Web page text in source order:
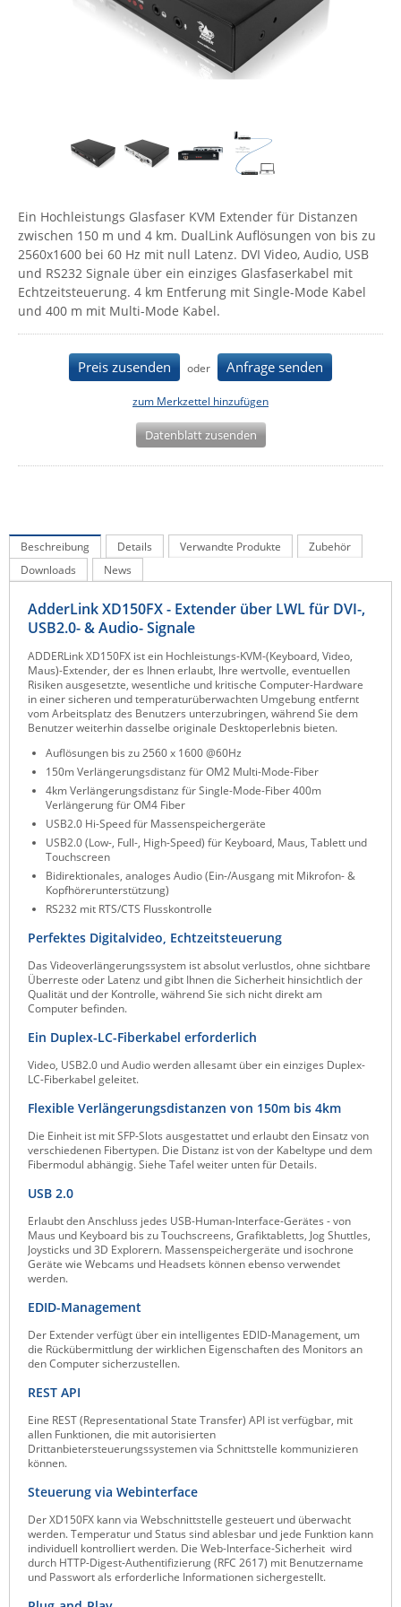
Energiemessung
Energieverteilung
IP, WLAN & GSM Sensorik
IoT - Internet of Things
IPC, Industrielle Netzwerktechnik & WLAN
Wi-Fi - WLAN - Wireless
IT Netzwerktechnik / Kommunikation
Serverräume
RMA / Rücksendung / Support
Comet System
Fokus Technologies
Gefen
Gude
Guntermann & Drunck
High Sec Labs
HW group
KVM TEC
Legrand
Milesight
Moxa
Netio
Panorama Antennas
Power Kingdom
Poynting
Raritan
Riello UPS
Server Technology
Siretta
SIRIO Antenne
Sunbird
Tactical Software
Unwired Networks
Vision
WATTECO
Westermo
Yuasa
ZPE Systems
Ein Hochleistungs Glasfaser KVM Extender für Distanzen
zwischen 150 m und 4 km. DualLink Auflösungen von bis zu
2560x1600 bei 60 Hz mit null Latenz. DVI Video, Audio, USB
und RS232 Signale über ein einziges Glasfaserkabel mit
Echtzeitsteuerung. 4 km Entferung mit Single-Mode Kabel
und 400 m mit Multi-Mode Kabel.
Preis zusenden oder Anfrage senden
zum Merkzettel hinzufügen
Datenblatt zusenden
Beschreibung Details Verwandte Produkte
Zubehör
Downloads
News
AdderLink XD150FX - Extender über LWL für DVI-,
USB2.0- & Audio- Signale
ADDERLink XD150FX ist ein Hochleistungs-KVM-(Keyboard, Video,
Maus)-Extender, der es Ihnen erlaubt, Ihre wertvolle, eventuellen
Risiken ausgesetzte, wesentliche und kritische Computer-Hardware
in einer sicheren und temperaturüberwachten Umgebung entfernt
vom Arbeitsplatz des Benutzers unterzubringen, während Sie dem
Benutzer weiterhin dasselbe originale Desktoperlebnis bieten.
Auflösungen bis zu 2560 x 1600 @60Hz
150m Verlängerungsdistanz für OM2 Multi-Mode-Fiber
4km Verlängerungsdistanz für Single-Mode-Fiber 400m
Verlängerung für OM4 Fiber
USB2.0 Hi-Speed für Massenspeichergeräte
USB2.0 (Low-, Full-, High-Speed) für Keyboard, Maus, Tablett und
Touchscreen
Bidirektionales, analoges Audio (Ein-/Ausgang mit Mikrofon- &
Kopfhörerunterstützung)
RS232 mit RTS/CTS Flusskontrolle
Perfektes Digitalvideo, Echtzeitsteuerung
Das Videoverlängerungssystem ist absolut verlustlos, ohne sichtbare
Überreste oder Latenz und gibt Ihnen die Sicherheit hinsichtlich der
Qualität und der Kontrolle, während Sie sich nicht direkt am
Computer befinden.
Ein Duplex-LC-Fiberkabel erforderlich
Video, USB2.0 und Audio werden allesamt über ein einziges Duplex-
LC-Fiberkabel geleitet.
Flexible Verlängerungsdistanzen von 150m bis 4km
Die Einheit ist mit SFP-Slots ausgestattet und erlaubt den Einsatz von
verschiedenen Fibertypen. Die Distanz ist von der Kabeltype und dem
Fibermodul abhängig. Siehe Tafel weiter unten für Details.
USB 2.0
Erlaubt den Anschluss jedes USB-Human-Interface-Gerätes - von
Maus und Keyboard bis zu Touchscreens, Grafiktabletts, Jog Shuttles,
Joysticks und 3D Explorern. Massenspeichergeräte und isochrone
Geräte wie Webcams und Headsets können ebenso verwendet
werden.
EDID-Management
Der Extender verfügt über ein intelligentes EDID-Management, um
die Rückübermittlung der wirklichen Eigenschaften des Monitors an
den Computer sicherzustellen.
REST API
Eine REST (Representational State Transfer) API ist verfügbar, mit
allen Funktionen, die mit autorisierten
Drittanbietersteuerungssystemen via Schnittstelle kommunizieren
können.
Steuerung via Webinterface
Der XD150FX kann via Webschnittstelle gesteuert und überwacht
werden. Temperatur und Status sind ablesbar und jede Funktion kann
individuell kontrolliert werden. Die Web-Interface-Sicherheit wird
durch HTTP-Digest-Authentifizierung (RFC 2617) mit Benutzername
und Passwort als erforderliche Informationen sichergestellt.